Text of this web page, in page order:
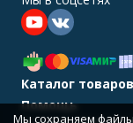
Каталог товаров
Помощь
Мы сохраняем